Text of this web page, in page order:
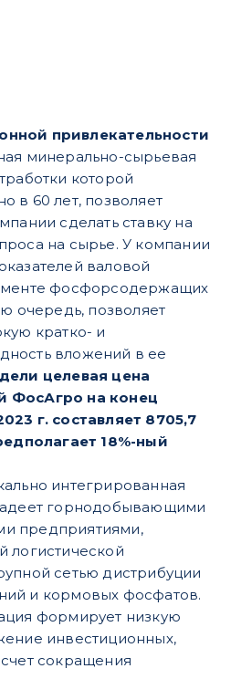
привлекательности
минерально-сырьевая
которой
в 60 лет, позволяет
сделать ставку на
на сырье. У компании
валовой
фосфорсодержащих
очередь, позволяет
кратко- и
вложений в ее
целевая цена
ФосАгро на конец
г. составляет 8705,7
18%-ный
интегрированная
горнодобывающими
предприятиями,
логистической
сетью дистрибуции
и кормовых фосфатов.
формирует низкую
инвестиционных,
сокращения